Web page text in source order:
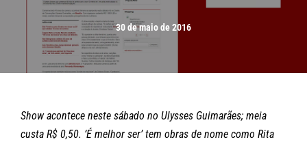
30 de maio de 2016
Show acontece neste sábado no Ulysses Guimarães; meia
custa R$ 0,50. ‘É melhor ser’ tem obras de nome como Rita